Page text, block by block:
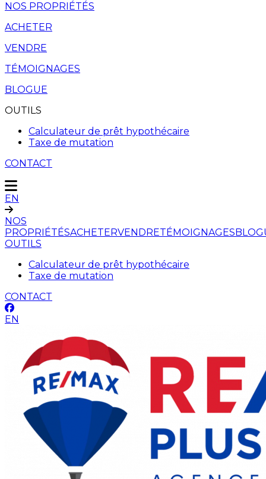
NOS PROPRIÉTÉS
ACHETER
VENDRE
TÉMOIGNAGES
BLOGUE
OUTILS
Calculateur de prêt hypothécaire
Taxe de mutation
CONTACT
EN
NOS
PROPRIÉTÉSACHETERVENDRETÉMOIGNAGES
OUTILS
Calculateur de prêt hypothécaire
Taxe de mutation
CONTACT
EN